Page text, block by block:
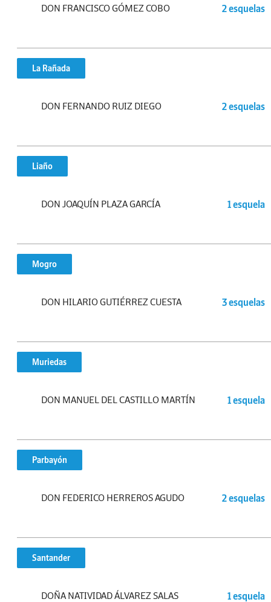
DON FRANCISCO GÓMEZ COBO 2 esquelas
La Rañada
DON FERNANDO RUIZ DIEGO 2 esquelas
Liaño
DON JOAQUÍN PLAZA GARCÍA 1 esquela
Mogro
DON HILARIO GUTIÉRREZ CUESTA 3 esquelas
Muriedas
DON MANUEL DEL CASTILLO MARTÍN 1 esquela
Parbayón
DON FEDERICO HERREROS AGUDO 2 esquelas
Santander
DOÑA NATIVIDAD ÁLVAREZ SALAS 1 esquela